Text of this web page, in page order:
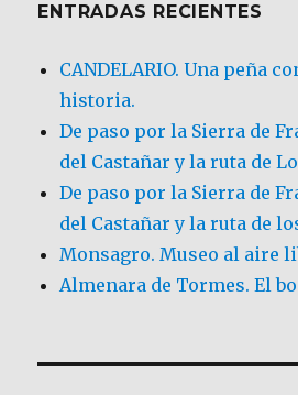
ENTRADAS RECIENTES
CANDELARIO. Una peña
historia.
De paso por la Sierra de
del Castañar y la ruta de
De paso por la Sierra de
del Castañar y la ruta de
Monsagro. Museo al aire
Almenara de Tormes. El